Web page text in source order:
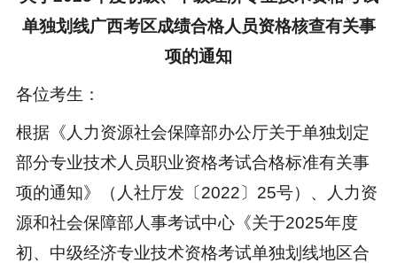
单独划线广西考区成绩合格人员资格核查有关事
项的通知
各位考生：
根据《人力资源社会保障部办公厅关于单独划定
部分专业技术人员职业资格考试合格标准有关事
项的通知》（人社厅发〔2022〕25号）、人力资
源和社会保障部人事考试中心《关于2025年度
初、中级经济专业技术资格考试单独划线地区合